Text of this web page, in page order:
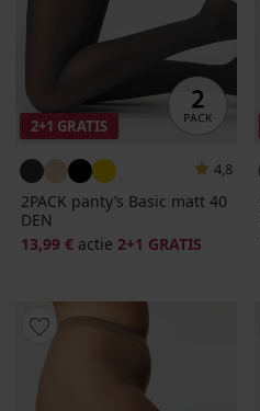
2+1 GRATIS
4,8
2PACK panty’s Basic matt 40
DEN
13,99 € actie 2+1 GRATIS